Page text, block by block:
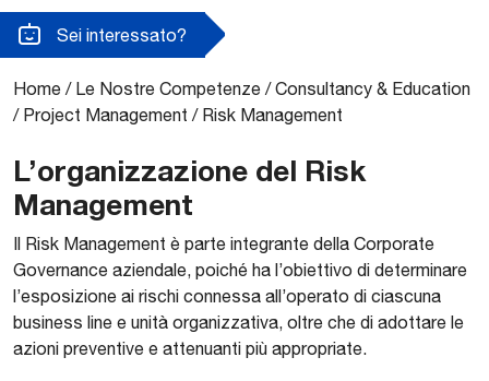
Sei interessato?
Home / Le Nostre Competenze /Consultancy & Education
/ Project Management / Risk Management
L’organizzazione del Risk
Management
Il Risk Management è parte integrante della Corporate
Governance aziendale, poiché ha l’obiettivo di determinare
l’esposizione ai rischi connessa all’operato di ciascuna
business line e unità organizzativa, oltre che di adottare le
azioni preventive e attenuanti più appropriate.